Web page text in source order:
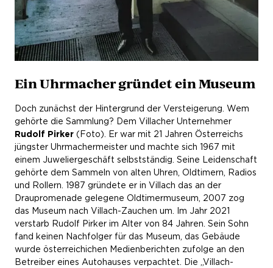
Ein Uhrmacher gründet ein Museum
Doch zunächst der Hintergrund der Versteigerung. Wem
gehörte die Sammlung? Dem Villacher Unternehmer
Rudolf Pirker (Foto). Er war mit 21 Jahren Österreichs
jüngster Uhrmachermeister und machte sich 1967 mit
einem Juweliergeschäft selbstständig. Seine Leidenschaft
gehörte dem Sammeln von alten Uhren, Oldtimern, Radios
und Rollern. 1987 gründete er in Villach das an der
Draupromenade gelegene Oldtimermuseum, 2007 zog
das Museum nach Villach-Zauchen um. Im Jahr 2021
verstarb Rudolf Pirker im Alter von 84 Jahren. Sein Sohn
fand keinen Nachfolger für das Museum, das Gebäude
wurde österreichichen Medienberichten zufolge an den
Betreiber eines Autohauses verpachtet. Die „Villach-